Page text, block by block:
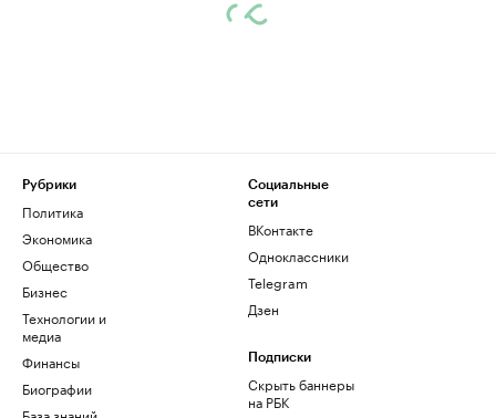
Рубрики
Политика
Экономика
Общество
Бизнес
Технологии и
медиа
Финансы
Биографии
Социальные
сети
ВКонтакте
Одноклассники
Telegram
Дзен
Подписки
Скрыть баннеры
на РБК